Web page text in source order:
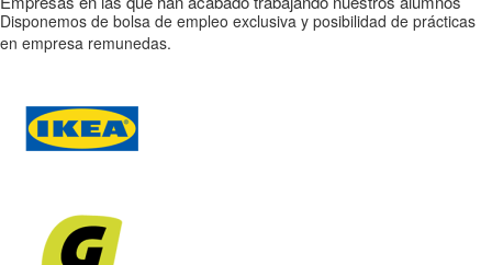
Disponemos de bolsa de empleo exclusiva y posibilidad de prácticas
en empresa remunedas.